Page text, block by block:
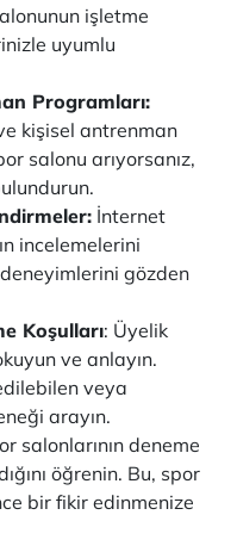
işletme
uyumlu
Programları:
kişisel antrenman
salonu arıyorsanız,
İnternet
incelemelerini
gözden
Koşulları: Üyelik
ve anlayın.
veya
arayın.
salonlarının deneme
öğrenin. Bu, spor
bir fikir edinmenize